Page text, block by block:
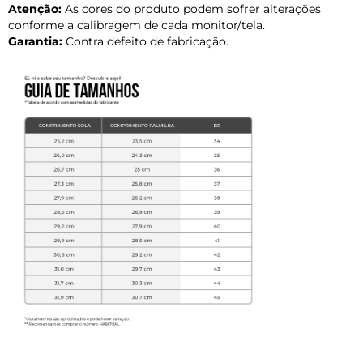
Atenção: As cores do produto podem sofrer alterações
conforme a calibragem de cada monitor/tela.
Garantia: Contra defeito de fabricação.